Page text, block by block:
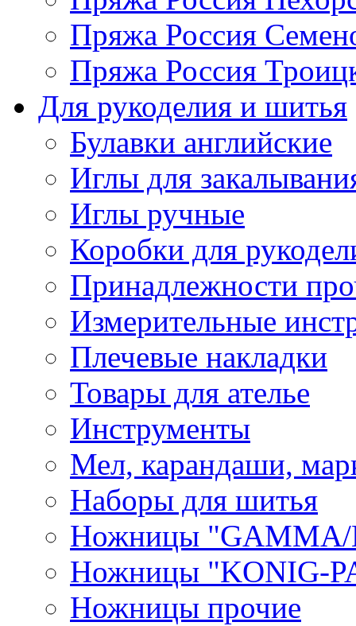
Пряжа Россия
Пряжа Россия
Для рукоделия и шитья
Булавки английские
Иглы для
Иглы ручные
Коробки для
Принадлежности
Измерительные
Плечевые накладки
Товары для ателье
Инструменты
Мел, карандаши,
Наборы для шитья
Ножницы "GAMMA/
Ножницы "KONIG-
Ножницы прочие